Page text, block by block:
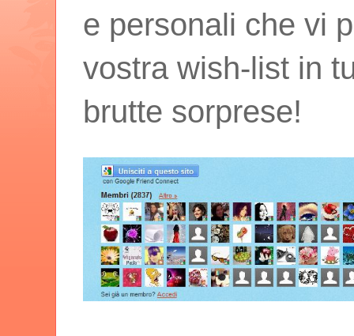
e personali che vi
vostra wish-list in
brutte sorprese!